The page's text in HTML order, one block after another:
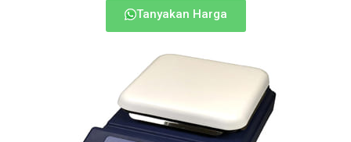
Tanyakan Harga